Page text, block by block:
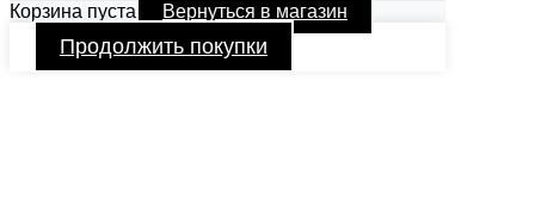
Корзина пуста Вернуться в магазин
Продолжить покупки